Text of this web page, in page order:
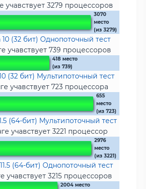
учавствует 3279 процессоров
3070
место
(из 3279)
10 (32 бит) Однопоточный тест
учавствует 739 процессоров
418 место
(из 739)
(32 бит) Мультипоточный тест
учавствует 723 процессора
655
место
(из 723)
(64-бит) Мультипоточный тест
учавствует 3221 процессор
2976
место
(из 3221)
(64-бит) Однопоточный тест
учавствует 3215 процессоров
2004 место